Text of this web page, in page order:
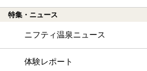
特集・ニュース
ニフティ温泉ニュース
体験レポート